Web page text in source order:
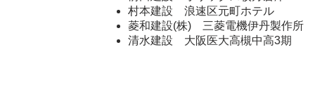
村本建設 浪速区元町ホテル
菱和建設(株) 三菱電機伊丹製作所
清水建設 大阪医大高槻中高3期